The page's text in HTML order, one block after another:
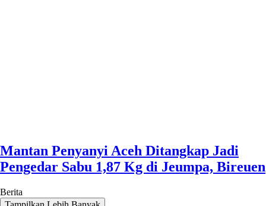
Mantan Penyanyi Aceh Ditangkap Jadi
Pengedar Sabu 1,87 Kg di Jeumpa, Bireuen
Berita